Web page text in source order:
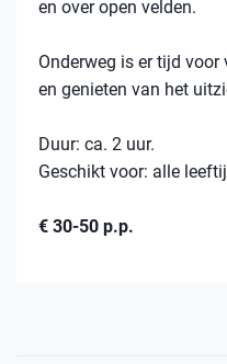
en over open velden.
Onderweg is er tijd voor
en genieten van het
Duur: ca. 2 uur.
Geschikt voor: alle
€ 30-50 p.p.